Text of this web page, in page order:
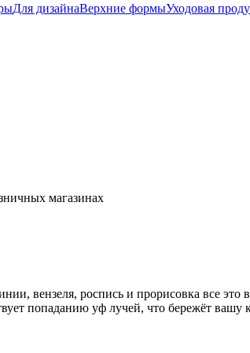
Для дизайнаВерхние формыУходовая
магазинах
вензеля, роспись и прорисовка все
попаданию уф лучей, что бережёт вашу